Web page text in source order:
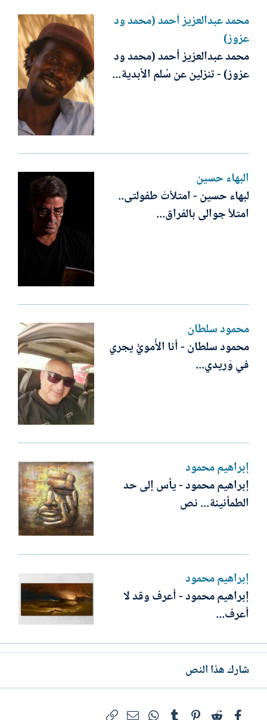
محمد عبدالعزيز أحمد (محمد ود
عزوز)
محمد عبدالعزيز أحمد (محمد ود
عزوز) - تنزلين عن سُلم الأبدية...
البهاء حسين
لبهاء حسين - امتلأتْ طفولتى..
امتلأ جوالى بالفراق...
محمود سلطان
محمود سلطان - أنا الأُمويُّ يجري
في وَريدي...
إبراهيم محمود
إبراهيم محمود - يأس إلى حد
الطمأنينة... نص
إبراهيم محمود
إبراهيم محمود - أعرف وقد لا
أعرف...
شارك هذا النص
فيسبوكReddit
Pinterest
Tumblr
WhatsAppالبريد الإلكتروني